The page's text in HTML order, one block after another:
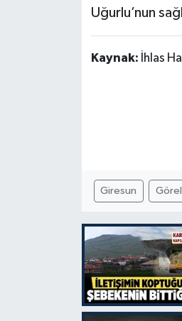
Uğurlu’nun
Kaynak: İhlas
Giresun